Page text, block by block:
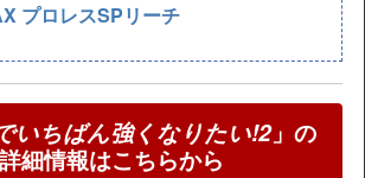
プロレスSPリーチ
いちばん強くなりたい!2」の
細情報はこちらから